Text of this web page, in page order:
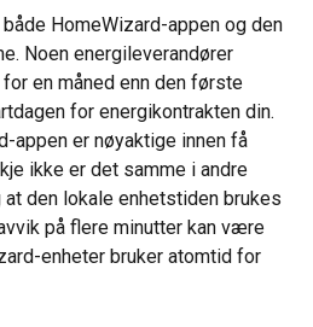
HomeWizard-appen og den
Noen energileverandører
en måned enn den første
for energikontrakten din.
appen er nøyaktige innen få
ikke er det samme i andre
den lokale enhetstiden brukes
på flere minutter kan være
enheter bruker atomtid for